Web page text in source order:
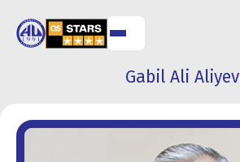
RESEARCH
ACTIVITY
Gabil Ali Aliyev